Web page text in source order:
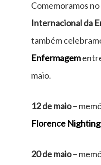
Comemoramos
Internacional da
também
Enfermagem
maio.
12 de maio–
Florence
20 de maio–